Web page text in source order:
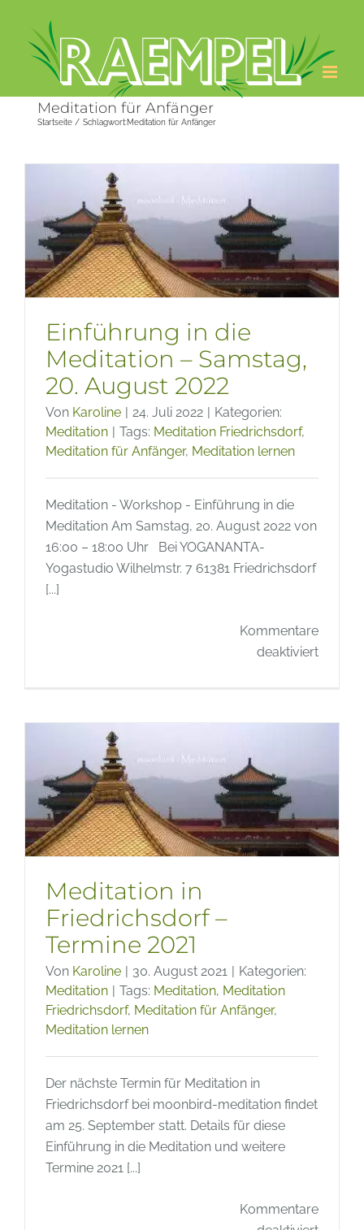
springen
Meditation für Anfänger
Startseite Schlagwort:Meditation für Anfänger
Einführung in die
Meditation – Samstag,
20. August 2022
Von Karoline | 24. Juli 2022 | Kategorien:
Meditation | Tags: Meditation Friedrichsdorf,
Meditation für Anfänger, Meditation lernen
Meditation - Workshop - Einführung in die
Meditation Am Samstag, 20. August 2022 von
16:00 – 18:00 Uhr Bei YOGANANTA-
Yogastudio Wilhelmstr. 7 61381 Friedrichsdorf
[...]
Kommentare
deaktiviertfür
August
2022
Meditation in
Friedrichsdorf –
Termine 2021
Von Karoline | 30. August 2021 | Kategorien:
Meditation | Tags: Meditation, Meditation
Friedrichsdorf, Meditation für Anfänger,
Meditation lernen
Der nächste Termin für Meditation in
Friedrichsdorf bei moonbird-meditation findet
am 25. September statt. Details für diese
Einführung in die Meditation und weitere
Termine 2021 [...]
Kommentare